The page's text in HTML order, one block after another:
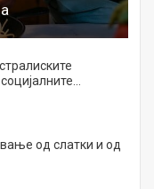
од слатки и од